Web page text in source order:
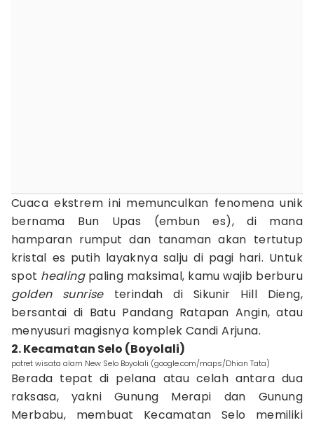
Cuaca ekstrem ini memunculkan fenomena unik
bernama Bun Upas (embun es), di mana
hamparan rumput dan tanaman akan tertutup
kristal es putih layaknya salju di pagi hari. Untuk
spot healingpaling maksimal, kamu wajib berburu
golden sunriseterindah di Sikunir Hill Dieng,
bersantai di Batu Pandang Ratapan Angin, atau
menyusuri magisnya komplek Candi Arjuna.
2. Kecamatan Selo (Boyolali)
potret wisata alam New Selo Boyolali (google.com/maps/Dhian Tata)
Berada tepat di pelana atau celah antara dua
raksasa, yakni Gunung Merapi dan Gunung
Merbabu, membuat Kecamatan Selo memiliki